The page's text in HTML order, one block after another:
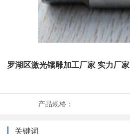
罗湖区激光镭雕加工厂家 实力厂家
产品规格：
关键词